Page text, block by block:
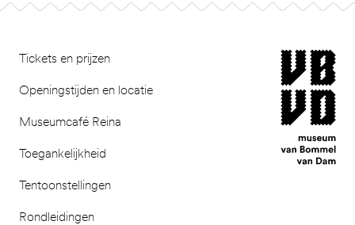
Tickets en prijzen
Openingstijden en locatie
Museumcafé Reina
Toegankelijkheid
Tentoonstellingen
Rondleidingen
museum van